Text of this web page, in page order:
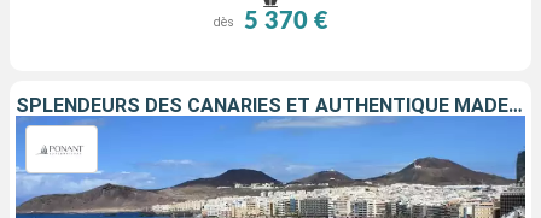
dès 5 370 €
SPLENDEURS DES CANARIES ET AUTHENTIQUE MADÈRE